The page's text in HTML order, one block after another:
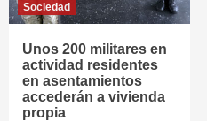
Sociedad
Unos 200 militares en
actividad residentes
en asentamientos
accederán a vivienda
propia